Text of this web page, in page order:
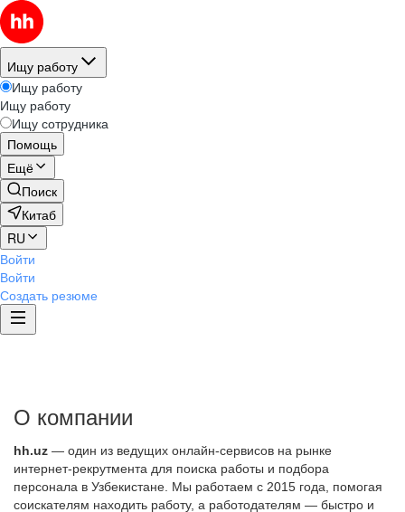
Ищу работу
Ищу работу
Ищу работу
Ищу сотрудника
Помощь
Ещё
Поиск
Китаб
RU
Войти
Войти
Создать резюме
О компании
hh.uz — один из ведущих онлайн-сервисов на рынке
интернет-рекрутмента для поиска работы и подбора
персонала в Узбекистане. Мы работаем с 2015 года, помогая
соискателям находить работу, а работодателям — быстро и